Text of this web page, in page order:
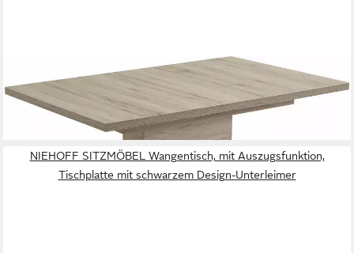
NIEHOFF SITZMÖBEL
Esstisch Niki, mit Auszugsfunktion
569,99 €
lieferbar in 6 Wochen
NIEHOFF SITZMÖBEL Wangentisch, mit Auszugsfunktion,
Tischplatte mit schwarzem Design-Unterleimer